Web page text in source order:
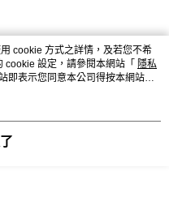
cookie 方式之詳情，及若您不希
cookie 設定，請參閱本網站「 隱私
即表示您同意本公司得按本網站使